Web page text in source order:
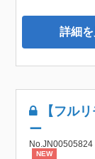
詳細
【フル
ー
No.JN00505824
NEW